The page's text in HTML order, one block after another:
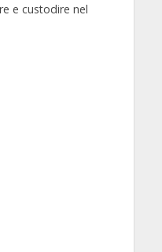
e custodire nel